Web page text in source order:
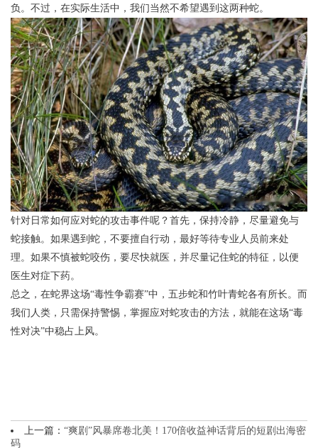
负。不过，在实际生活中，我们当然不希望遇到这两种蛇。
针对日常如何应对蛇的攻击事件呢？首先，保持冷静，尽量避免与
蛇接触。如果遇到蛇，不要擅自行动，最好等待专业人员前来处
理。如果不慎被蛇咬伤，要尽快就医，并尽量记住蛇的特征，以便
医生对症下药。
总之，在蛇界这场“毒性争霸赛”中，五步蛇和竹叶青蛇各有所长。而
我们人类，只需保持警惕，掌握应对蛇攻击的方法，就能在这场“毒
性对决”中稳占上风。
上一篇： “爽剧”风暴席卷北美！170倍收益神话背后的短剧出海密
码